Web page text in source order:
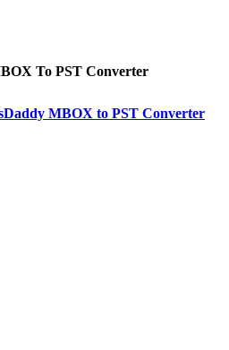
To PST Converter
MBOX to PST Converter